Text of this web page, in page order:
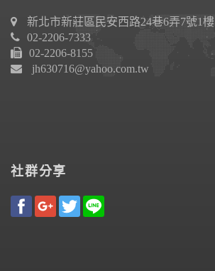
新北市新莊區民安西路24巷6弄7號1樓
02-2206-7333
02-2206-8155
jh630716@yahoo.com.tw
社群分享